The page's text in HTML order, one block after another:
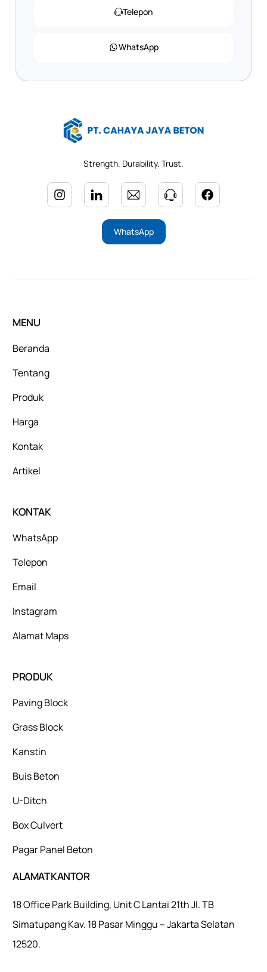
Telepon
WhatsApp
Strength. Durability. Trust.
WhatsApp
MENU
Beranda
Tentang
Produk
Harga
Kontak
Artikel
KONTAK
WhatsApp
Telepon
Email
Instagram
Alamat Maps
PRODUK
Paving Block
Grass Block
Kanstin
Buis Beton
U-Ditch
Box Culvert
Pagar Panel Beton
ALAMAT KANTOR
18 Office Park Building, Unit C Lantai 21th Jl. TB
Simatupang Kav. 18 Pasar Minggu – Jakarta Selatan
12520.